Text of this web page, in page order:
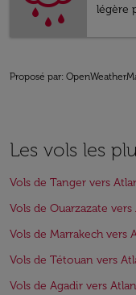
légère
Proposé par:
Les vols les
Vols de Tanger vers
Vols de Ouarzazate
Vols de Marrakech vers
Vols de Tétouan vers
Vols de Agadir vers